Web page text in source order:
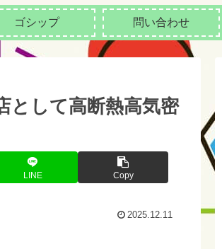
ゴシップ 問い合わせ
として高断熱高気密
LINE Copy
2025.12.11